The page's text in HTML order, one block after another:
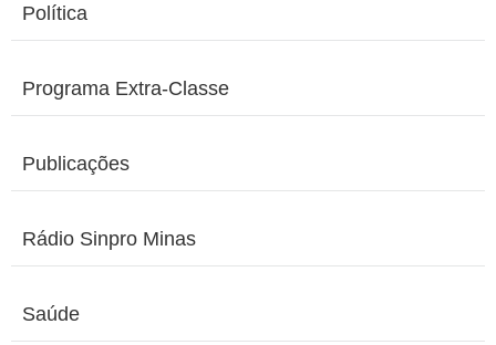
Política
Programa Extra-Classe
Publicações
Rádio Sinpro Minas
Saúde